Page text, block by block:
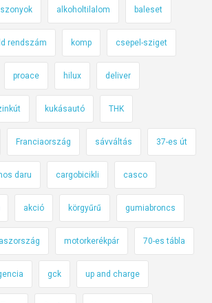
alkoholtilalom baleset
rendszám komp csepel-sziget
proace hilux deliver
kukásautó THK
Franciaország sávváltás 37-es út
daru cargobicikli casco
akció körgyűrű gumiabroncs
motorkerékpár 70-es tábla
gck up and charge